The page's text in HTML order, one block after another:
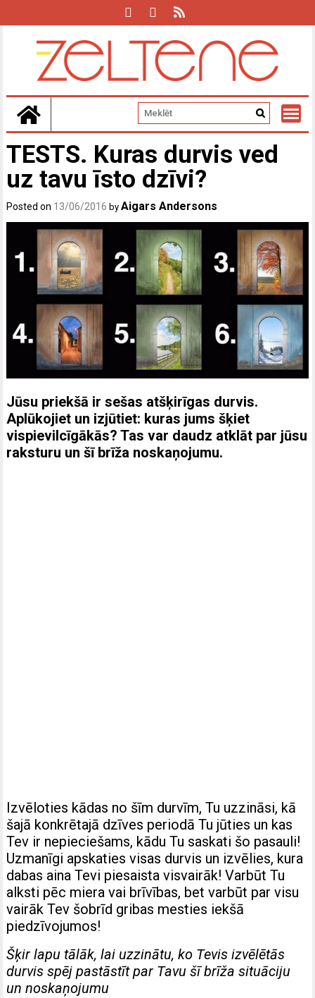
TESTS. Kuras durvis ved
uz tavu īsto dzīvi?
Posted on 13/06/2016 byAigars Andersons
Jūsu priekšā ir sešas atšķirīgas durvis.
Aplūkojiet un izjūtiet: kuras jums šķiet
vispievilcīgākās? Tas var daudz atklāt par jūsu
raksturu un šī brīža noskaņojumu.
Izvēloties kādas no šīm durvīm, Tu uzzināsi, kā
šajā konkrētajā dzīves periodā Tu jūties un kas
Tev ir nepieciešams, kādu Tu saskati šo pasauli!
Uzmanīgi apskaties visas durvis un izvēlies, kura
dabas aina Tevi piesaista visvairāk! Varbūt Tu
alksti pēc miera vai brīvības, bet varbūt par visu
vairāk Tev šobrīd gribas mesties iekšā
piedzīvojumos!
Šķir lapu tālāk, lai uzzinātu, ko Tevis izvēlētās
durvis spēj pastāstīt par Tavu šī brīža situāciju
un noskaņojumu